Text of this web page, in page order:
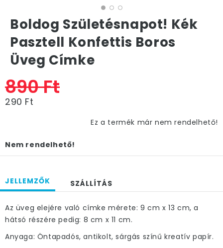
Boldog Születésnapot! Kék
Pasztell Konfettis Boros
Üveg Címke
890 Ft
290 Ft
Ez a termék már nem rendelhető!
Nem rendelhető!
JELLEMZŐK SZÁLLÍTÁS
Az üveg elejére való címke mérete: 9 cm x 13 cm, a
hátsó részére pedig: 8 cm x 11 cm.
Anyaga: Öntapadós, antikolt, sárgás színű kreatív papír.